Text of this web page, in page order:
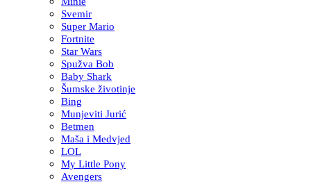
Svemir
Super Mario
Fortnite
Star Wars
Spužva Bob
Baby Shark
Šumske životinje
Bing
Munjeviti Jurić
Betmen
Maša i Medvjed
LOL
My Little Pony
Avengers